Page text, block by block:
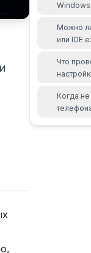
Можно
или IDE
Что
Когда